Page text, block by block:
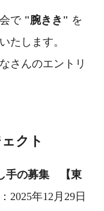
で"腕きき" を
たします。
さんのエントリ
クト
手の募集 【東
2025年12月29日